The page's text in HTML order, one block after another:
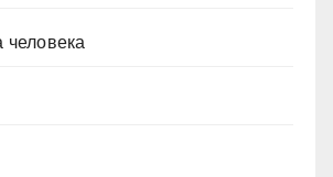
человека